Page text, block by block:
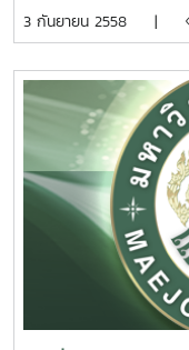
พื้นที่ ตำบลแม่แฝก อำ
เพิกศึก รายงานผลก
เรียกหนังสือ 2558 /
Organic Farming of
Chiangmai
8.
รียมฟิลม์พอลิพรอพิ
รายงานผลการวิจัยม
หนังสือ 2558 / 39
polypropylene
แวดล้อมโดยใช้ฟิลม์ที่เ
หน้า. เลขเ
Enhance Sensing
Hazardous Gas
Platinum Loaded
Kruefu Maejo
เทียบกับหัวเรื่องภาษ
กรณีศึกษาคำศัพท์สาข
NT1. สุธรรม อุมาแส
โจ้ 89 หน้า.
มหาวิทยาลัยแม่โจ้ 86
Development for
Northern,
2. ยุ
การท่องเที่ยวเชิงนิเว
เชียงใหม่ พิมพ์ชนก สั
แม่โจ้ 63 หน้า.
Ecotourism
district, Sansai
3 กันยายน 2558 |